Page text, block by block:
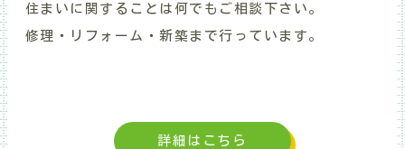
住まいに関することは何でもご相談下さい。
修理・リフォーム・新築まで行っています。
詳細はこちら